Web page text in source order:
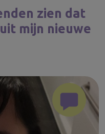
zien dat
mijn nieuwe